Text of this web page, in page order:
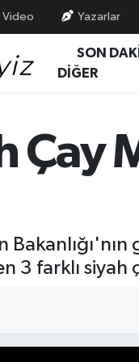
Video Yazarlar
SON
DİĞER
Çay
3 farklı siyah